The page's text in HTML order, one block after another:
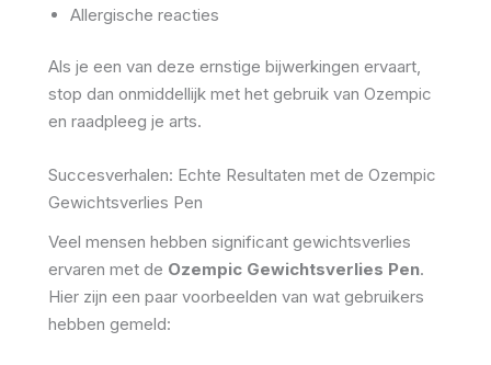
Allergische reacties
Als je een van deze ernstige bijwerkingen ervaart,
stop dan onmiddellijk met het gebruik van Ozempic
en raadpleeg je arts.
Succesverhalen: Echte Resultaten met de Ozempic
Gewichtsverlies Pen
Veel mensen hebben significant gewichtsverlies
ervaren met de Ozempic Gewichtsverlies Pen.
Hier zijn een paar voorbeelden van wat gebruikers
hebben gemeld: